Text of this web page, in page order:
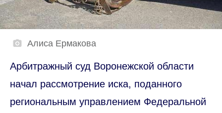
Алиса Ермакова
Арбитражный суд Воронежской области
начал рассмотрение иска, поданного
региональным управлением Федеральной